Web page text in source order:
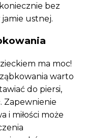
bez
ustnej.
ma moc!
warto
do piersi,
Zapewnienie
i miłości może